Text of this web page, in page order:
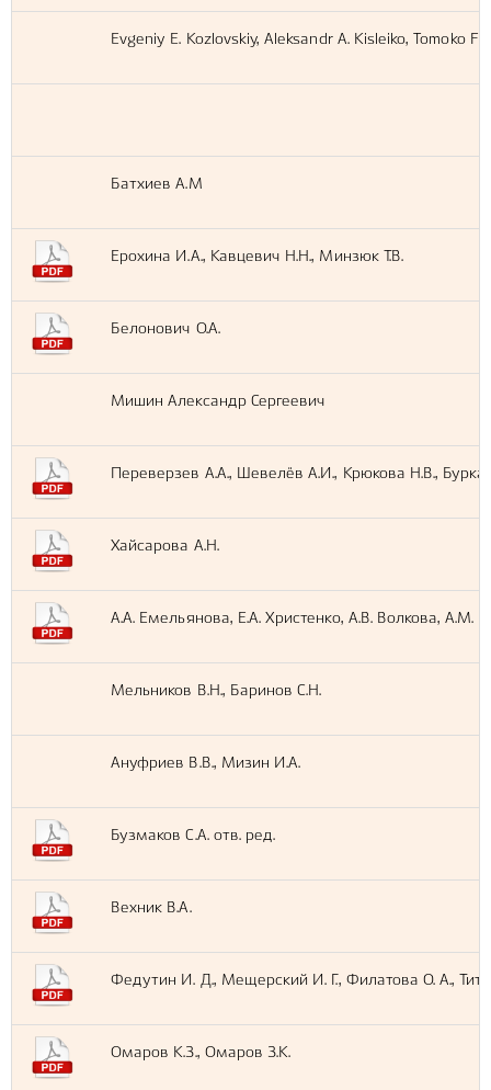
Evgeniy E. Kozlovskiy, Aleksandr A. Kisleiko, Tomoko
Батхиев А.М
Ерохина И.А., Кавцевич Н.Н., Минзюк Т.В.
Белонович О.А.
Мишин Александр Сергеевич
Переверзев А.А., Шевелёв А.И., Крюкова Н.В.,
Хайсарова А.Н.
А.А. Емельянова, Е.А. Христенко, А.В. Волкова, А.М.
Мельников В.Н., Баринов С.Н.
Ануфриев В.В., Мизин И.А.
Бузмаков С.А. отв. ред.
Вехник В.А.
Федутин И. Д., Мещерский И. Г., Филатова О. А.,
Омаров К.З., Омаров З.К.